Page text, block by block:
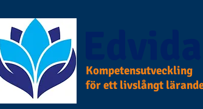
Kompetensutveckling
för ett livslångt